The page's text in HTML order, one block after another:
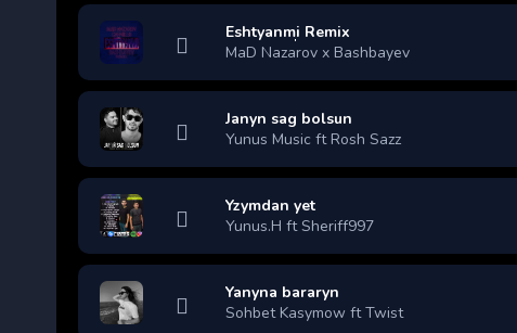
Eshtyanmi Remix
MaD Nazarov x Bashbayev
Janyn sag bolsun
Yunus Music ft Rosh Sazz
Yzymdan yet
Yunus.H ft Sheriff997
Yanyna bararyn
Sohbet Kasymow ft Twist